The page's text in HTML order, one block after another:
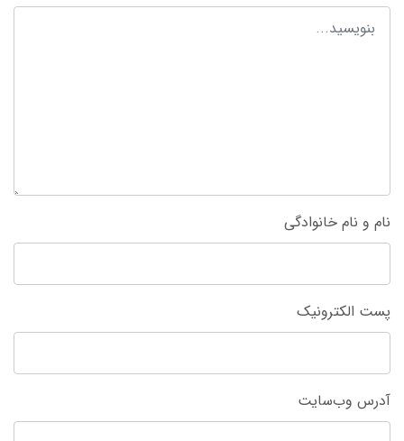
نام و نام خانوادگی
پست الکترونیک
آدرس وب‌سایت